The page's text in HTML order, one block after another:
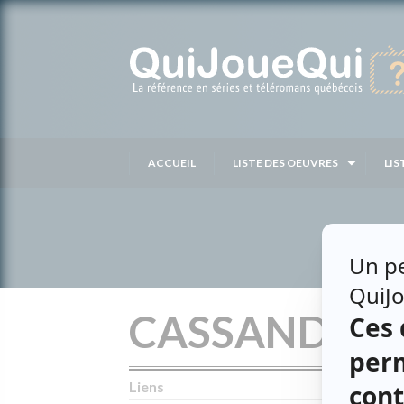
ACCUEIL LISTE DES OEUVRES
CASSANDRE
Liens